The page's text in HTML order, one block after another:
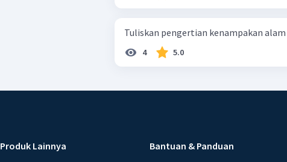
Tuliskan pengertian kenampakan
4 5.0
Produk Lainnya Bantuan & Panduan